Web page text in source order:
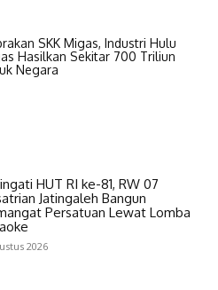
SKK Migas, Industri Hulu
Hasilkan Sekitar 700 Triliun
Negara
HUT RI ke-81, RW 07
Jatingaleh Bangun
Persatuan Lewat Lomba
2026